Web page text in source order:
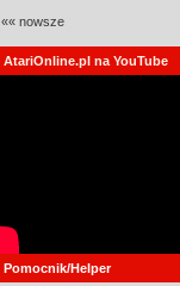
«« nowsze
AtariOnline.pl na YouTube
Pomocnik/Helper